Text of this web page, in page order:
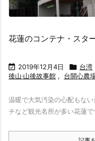
花蓮のコンテナ・スタ
 2019年12月4日  台湾
後山‧山後故事館 , 台開心農
温暖で大気汚染の心配もな
チなど観光名所が多い花蓮